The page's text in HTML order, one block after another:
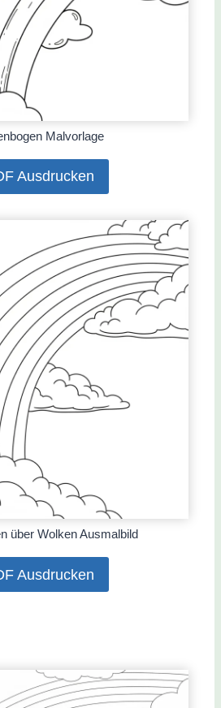
Malvorlage
Ausdrucken
über Wolken Ausmalbild
Ausdrucken